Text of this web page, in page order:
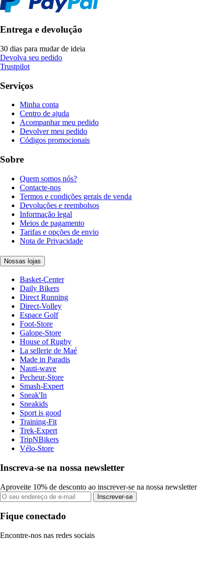
Entrega e devolução
30 dias para mudar de ideia
Devolva seu pedido
Trustpilot
Serviços
Minha conta
Centro de ajuda
Acompanhar meu pedido
Devolver meu pedido
Códigos promocionais
Sobre
Quem somos nós?
Contacte-nos
Termos e condições gerais de venda
Devoluções e reembolsos
Informação legal
Meios de pagamento
Tarifas e opções de envio
Nota de Privacidade
Nossas lojas
Basket-Center
Daily Bikers
Direct Running
Direct-Volley
Espace Golf
Foot-Store
Galope-Store
House of Rugby
La sellerie de Maé
Made in Paradis
Nauti-wave
Pecheur-Store
Smash-Expert
Sneak'In
Sneakids
Sport is good
Training-Fit
Trek-Expert
TripNBikers
Vélo-Store
Inscreva-se na nossa newsletter
Aproveite 10% de desconto ao inscrever-se na nossa newsletter
Inscrever-se
Fique conectado
Encontre-nos nas redes sociais